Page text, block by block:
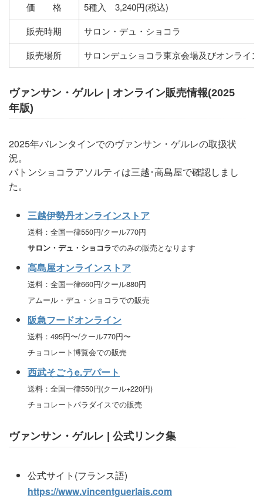
価 格
5種入 3,240円(税込)
販売時期
サロン・デュ・ショコラ
販売場所
サロンデュショコラ東京会場及びオンライン
ヴァンサン・ゲルレ | オンライン販売情報(2025
年版)
2025年バレンタインでのヴァンサン・ゲルレの取扱状
況。
バトンショコラアソルティは三越･高島屋で確認しまし
た。
三越伊勢丹オンラインストア
送料：全国一律550円/クール770円
サロン・デュ・ショコラでのみの販売となります
高島屋オンラインストア
送料：全国一律660円/クール880円
アムール・デュ・ショコラでの販売
阪急フードオンライン
送料：495円〜/クール770円〜
チョコレート博覧会での販売
西武そごうe.デパート
送料：全国一律550円(クール+220円)
チョコレートパラダイスでの販売
ヴァンサン・ゲルレ | 公式リンク集
公式サイト(フランス語)
https://www.vincentguerlais.com